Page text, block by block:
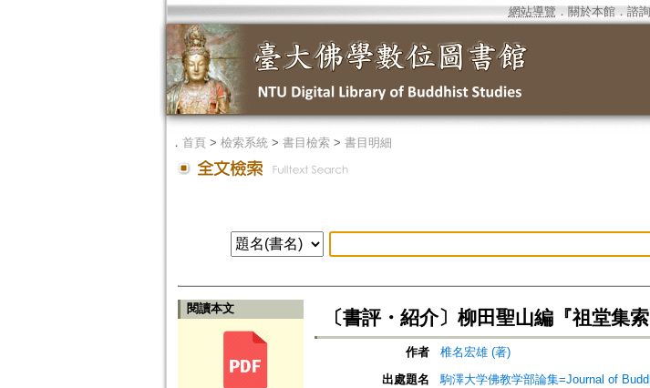
網站導覽 ． 關於本館． 諮
． 首頁> 檢索系統> 書目檢索> 書目明細
閱讀本文 〔書評・紹介〕柳田聖山編『祖堂集索
作者
椎名宏雄 (著)
出處題名
駒澤大学佛教学部論集=Journal of